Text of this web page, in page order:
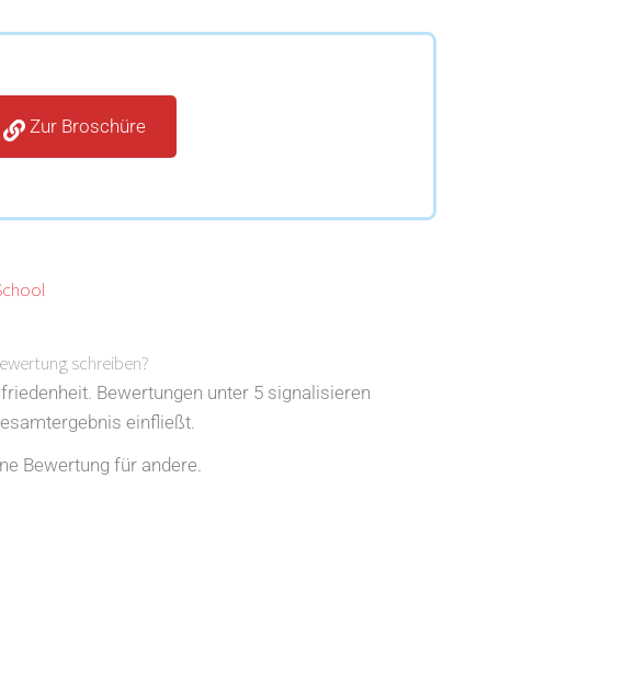
Zur Broschüre
schreiben?
Bewertungen unter 5 signalisieren
einfließt.
Bewertung für andere.